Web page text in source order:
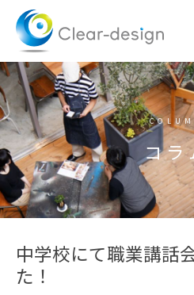
content
コラ
中学校にて職業講話
た！